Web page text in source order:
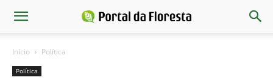
Início Política
Política